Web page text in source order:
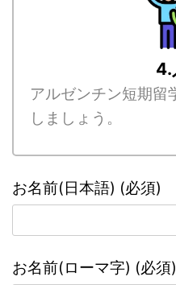
4.
アルゼンチン短期留
しましょう。
お名前(日本語) (必須)
お名前(ローマ字) (必須)